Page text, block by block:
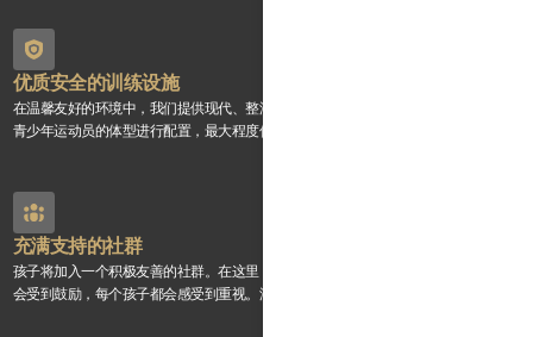
优质安全的训练设施
在温馨友好的环境中，我们提供现代、整洁且适合儿童使用的器材。所有器材均根据
青少年运动员的体型进行配置，最大程度保障安全与舒适。
充满支持的社群
孩子将加入一个积极友善的社群。在这里，每一项成就都会得到庆祝，每一份努力都
会受到鼓励，每个孩子都会感受到重视。没有批评，只有支持与激励。